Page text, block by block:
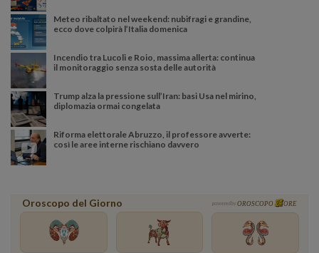
Meteo ribaltato nel weekend: nubifragi e grandine,
ecco dove colpirà l’Italia domenica
Incendio tra Lucoli e Roio, massima allerta: continua
il monitoraggio senza sosta delle autorità
Trump alza la pressione sull’Iran: basi Usa nel mirino,
diplomazia ormai congelata
Riforma elettorale Abruzzo, il professore avverte:
così le aree interne rischiano davvero
Oroscopo del Giorno powered by OROSCOPO ORE